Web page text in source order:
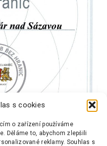
s cookies
o zařízení používáme
Děláme to, abychom zlepšili
reklamy. Souhlas s